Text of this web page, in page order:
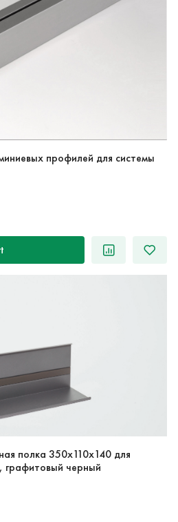
профилей для системы
полка 350x110x140 для
графитовый черный